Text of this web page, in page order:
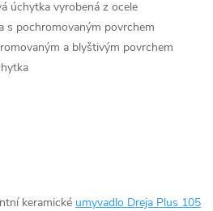
úchytka vyrobená z ocele
s pochromovaným povrchem
a blyštivým povrchem
keramické umyvadlo Dreja Plus 105